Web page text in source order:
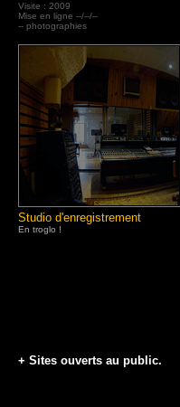
Studio d'enregistrement
En troglo !
Visite : 2009
Mise en ligne --/--/--
-- photographies
+ Sites ouverts au public.